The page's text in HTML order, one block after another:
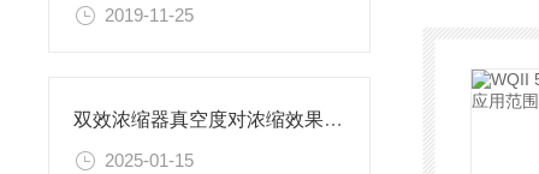
2019-11-25
双效浓缩器真空度对浓缩效果的影响
2025-01-15